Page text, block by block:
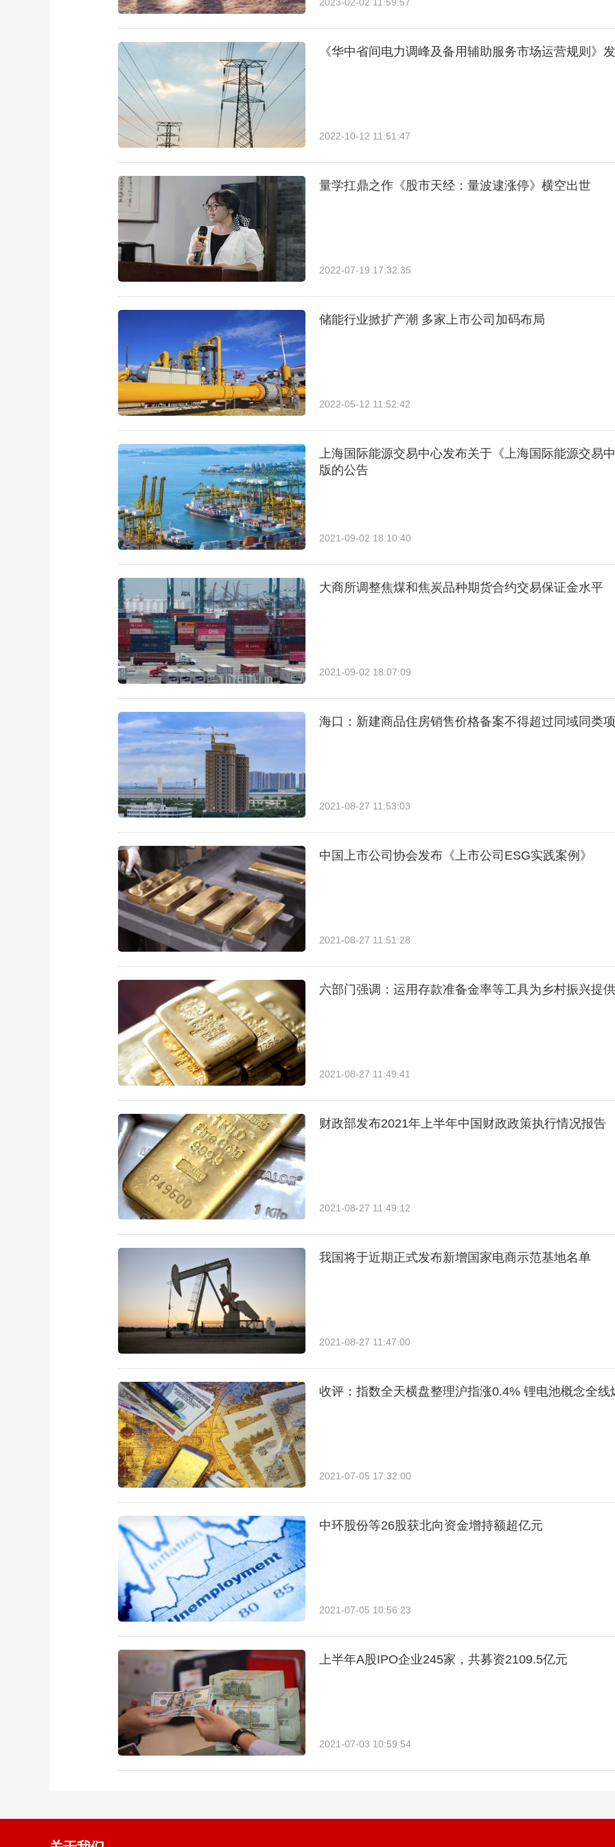
《华中省间电力调峰及备用辅助服务市场运营规则》
2022-10-12 11:51:47
量学扛鼎之作《股市天经：量波逮涨停》横空出世
2022-07-19 17:32:35
储能行业掀扩产潮 多家上市公司加码布局
2022-05-12 11:52:42
上海国际能源交易中心发布关于《上海国际能源交易
版的公告
2021-09-02 18:10:40
大商所调整焦煤和焦炭品种期货合约交易保证金水平
2021-09-02 18:07:09
海口：新建商品住房销售价格备案不得超过同域同类
2021-08-27 11:53:03
中国上市公司协会发布《上市公司ESG实践案例》
2021-08-27 11:51:28
六部门强调：运用存款准备金率等工具为乡村振兴提
2021-08-27 11:49:41
财政部发布2021年上半年中国财政政策执行情况报告
2021-08-27 11:49:12
我国将于近期正式发布新增国家电商示范基地名单
2021-08-27 11:47:00
收评：指数全天横盘整理沪指涨0.4% 锂电池概念全线
2021-07-05 17:32:00
中环股份等26股获北向资金增持额超亿元
2021-07-05 10:56:23
上半年A股IPO企业245家，共募资2109.5亿元
2021-07-03 10:59:54